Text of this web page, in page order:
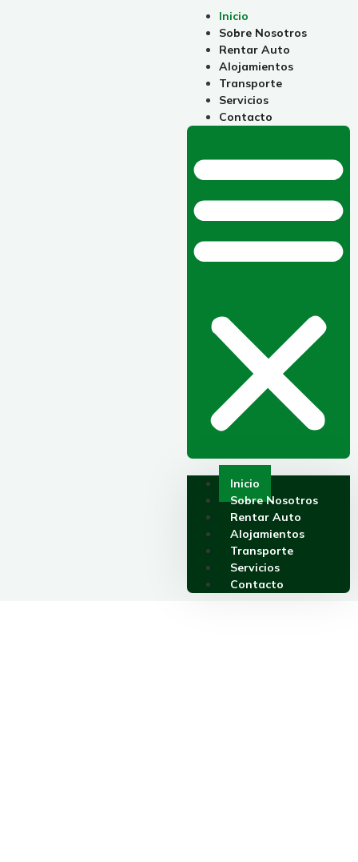
Inicio
Sobre Nosotros
Rentar Auto
Alojamientos
Transporte
Servicios
Contacto
Inicio
Sobre Nosotros
Rentar Auto
Alojamientos
Transporte
Servicios
Contacto